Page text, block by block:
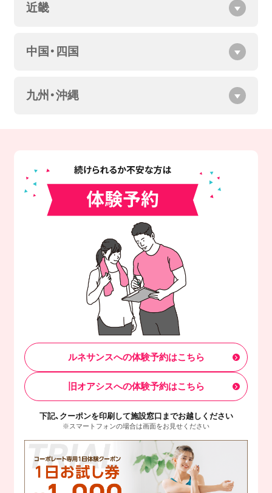
近畿
中国・四国
九州・沖縄
ルネサンスへの体験予約はこちら
旧オアシスへの体験予約はこちら
下記、クーポンを印刷して施設窓口までお越しください
※スマートフォンの場合は画面をお見せください